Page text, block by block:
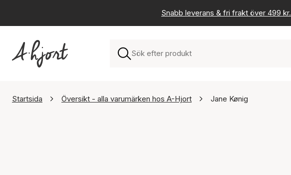
Snabb leverans & fri frakt över 499 kr.
Startsida Översikt - alla varumärken hos A-Hjort Jane Kønig